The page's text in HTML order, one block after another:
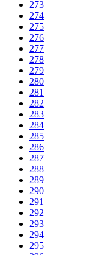
273
274
275
276
277
278
279
280
281
282
283
284
285
286
287
288
289
290
291
292
293
294
295